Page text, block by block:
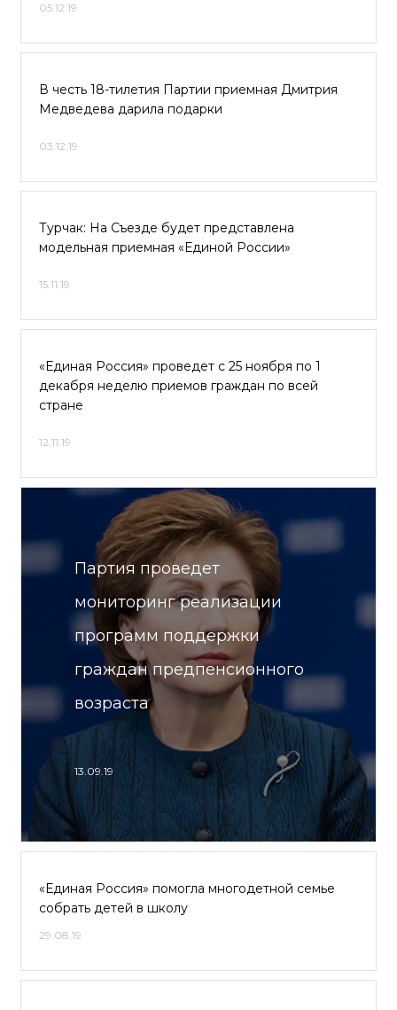
05.12.19
В честь 18-тилетия Партии приемная Дмитрия
Медведева дарила подарки
03.12.19
Турчак: На Съезде будет представлена
модельная приемная «Единой России»
15.11.19
«Единая Россия» проведет с 25 ноября по 1
декабря неделю приемов граждан по всей
стране
12.11.19
Партия проведет
мониторинг реализации
программ поддержки
граждан предпенсионного
возраста
13.09.19
«Единая Россия» помогла многодетной семье
собрать детей в школу
29.08.19